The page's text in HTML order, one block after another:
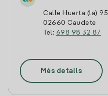
Calle Huerta (la) 95
02660 Caudete
Tel: 698 98 32 87
Més detalls